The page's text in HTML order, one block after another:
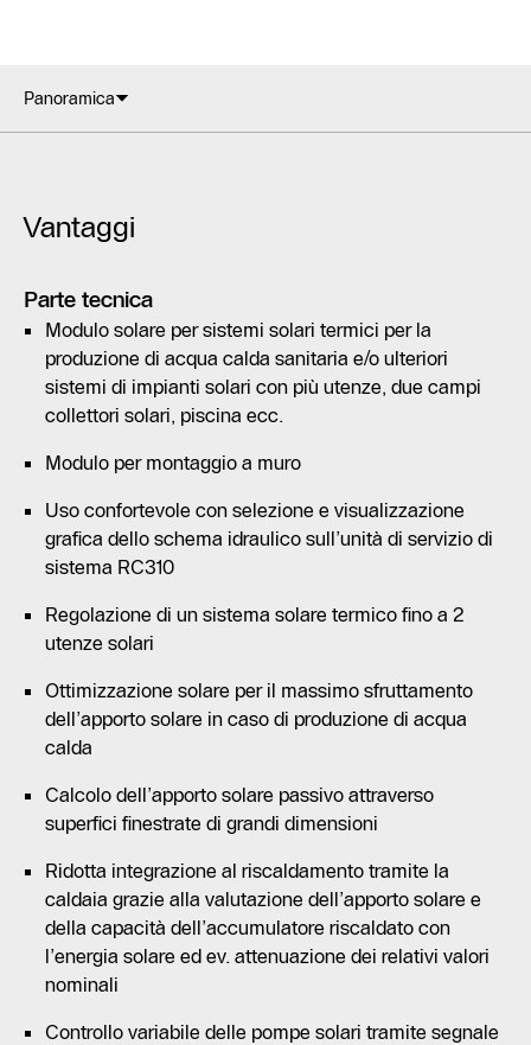
Panoramica
Vantaggi
Parte tecnica
Modulo solare per sistemi solari termici per la
produzione di acqua calda sanitaria e/o ulteriori
sistemi di impianti solari con più utenze, due campi
collettori solari, piscina ecc.
Modulo per montaggio a muro
Uso confortevole con selezione e visualizzazione
grafica dello schema idraulico sull’unità di servizio di
sistema RC310
Regolazione di un sistema solare termico fino a 2
utenze solari
Ottimizzazione solare per il massimo sfruttamento
dell’apporto solare in caso di produzione di acqua
calda
Calcolo dell’apporto solare passivo attraverso
superfici finestrate di grandi dimensioni
Ridotta integrazione al riscaldamento tramite la
caldaia grazie alla valutazione dell’apporto solare e
della capacità dell’accumulatore riscaldato con
l’energia solare ed ev. attenuazione dei relativi valori
nominali
Controllo variabile delle pompe solari tramite segnale